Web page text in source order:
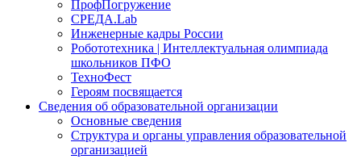
ПрофПогружение
СРЕДА.Lab
Инженерные кадры России
Робототехника | Интеллектуальная олимпиада
школьников ПФО
ТехноФест
Героям посвящается
Сведения об образовательной организации
Основные сведения
Структура и органы управления образовательной
организацией